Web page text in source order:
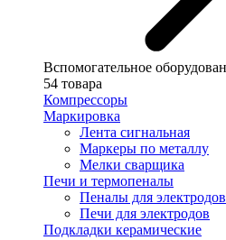
Вспомогательное
54 товара
Компрессоры
Маркировка
Лента сигнальная
Маркеры по металлу
Мелки сварщика
Печи и термопеналы
Пеналы для электродов
Печи для электродов
Подкладки керамические